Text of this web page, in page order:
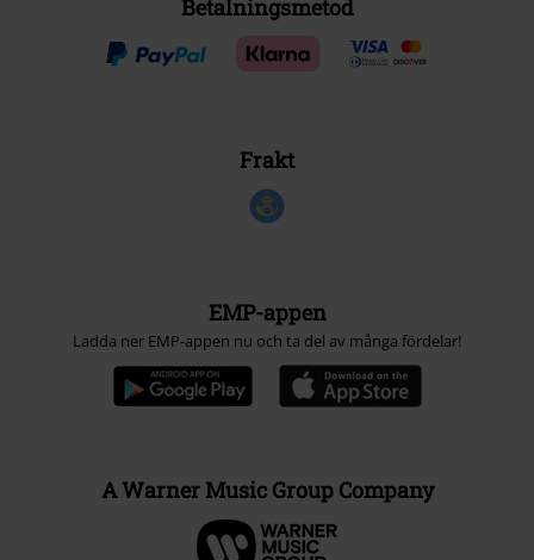
Betalningsmetod
Frakt
EMP-appen
Ladda ner EMP-appen nu och ta del av många fördelar!
A Warner Music Group Company